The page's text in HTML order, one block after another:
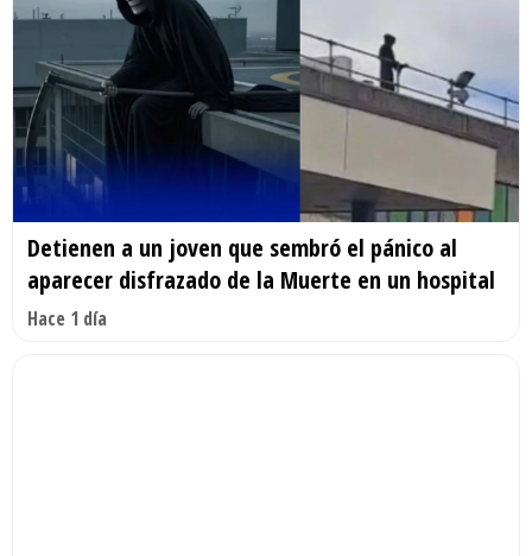
Detienen a un joven que sembró el pánico al
aparecer disfrazado de la Muerte en un hospital
Hace 1 día